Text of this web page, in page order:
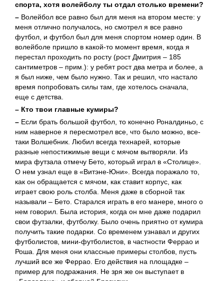
спорта, хотя волейболу ты отдал столько времени?
– Волейбол все равно был для меня на втором месте: у
меня отлично получалось, но смотрел я все равно
футбол, и футбол был для меня спортом номер один. В
волейболе пришло в какой-то момент время, когда я
перестал проходить по росту (рост Дмитрия – 185
сантиметров – прим.): у ребят рост два метра и более, а
я был ниже, чем было нужно. Так и решил, что настало
время попробовать силы там, где хотелось сначала,
еще с детства.
– Кто твои главные кумиры?
– Если брать большой футбол, то конечно Роналдиньо, с
ним наверное я пересмотрел все, что было можно, все-
таки Волшебник. Любил всегда технарей, которые
разные непостижимые вещи с мячом вытворяли. Из
мира футзала отмечу Бето, который играл в «Столице».
О нем узнал еще в «Витэне-Юни». Всегда поражало то,
как он обращается с мячом, как ставит корпус, как
играет свою роль столба. Меня даже в сборной так
называли – Бето. Старался играть в его манере, много о
нем говорил. Была история, когда он мне даже подарил
свои футзалки, футболку. Было очень приятно от кумира
получить такие подарки. Со временем узнавал и других
футболистов, мини-футболистов, в частности Феррао и
Роша. Для меня они классные примеры столбов, пусть
лучший все же Феррао. Его действия на площадке –
пример для подражания. Не зря же он выступает в